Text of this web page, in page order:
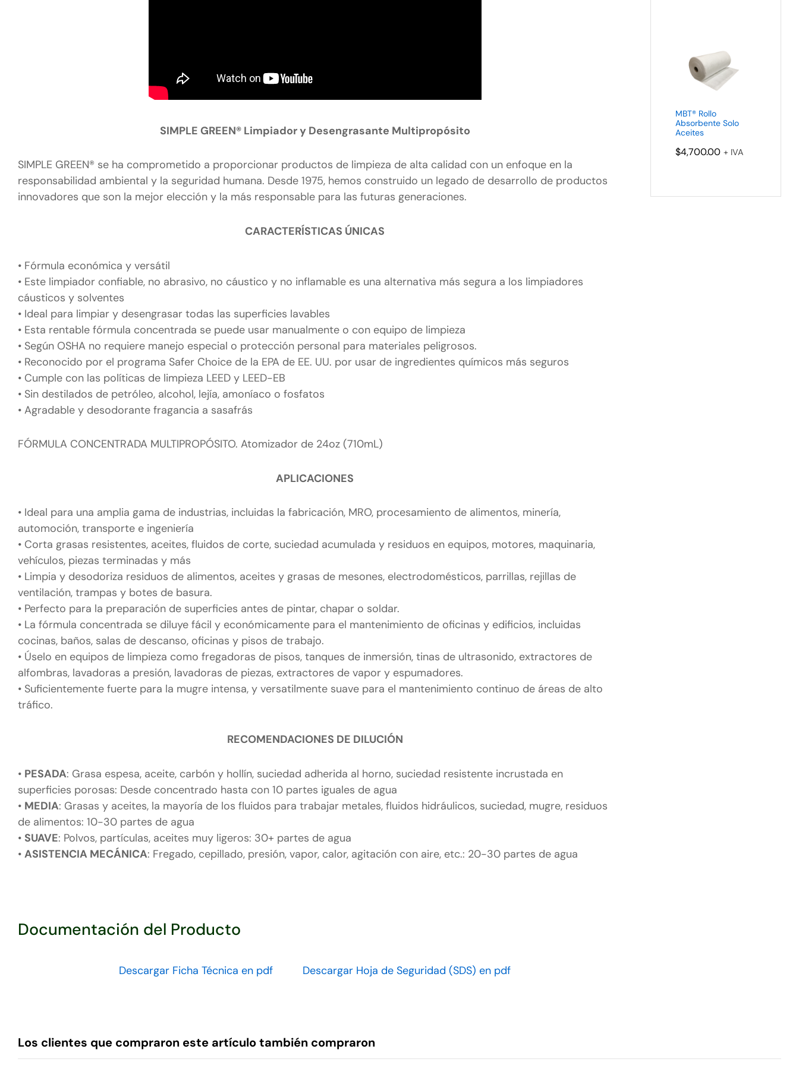
SIMPLE GREEN® Limpiador y Desengrasante Multipropósito
SIMPLE GREEN® se ha comprometido a proporcionar productos de limpieza de alta calidad con un enfoque en la
responsabilidad ambiental y la seguridad humana. Desde 1975, hemos construido un legado de desarrollo de productos
innovadores que son la mejor elección y la más responsable para las futuras generaciones.
CARACTERÍSTICAS ÚNICAS
• Fórmula económica y versátil
• Este limpiador confiable, no abrasivo, no cáustico y no inflamable es una alternativa más segura a los limpiadores
cáusticos y solventes
• Ideal para limpiar y desengrasar todas las superficies lavables
• Esta rentable fórmula concentrada se puede usar manualmente o con equipo de limpieza
• Según OSHA no requiere manejo especial o protección personal para materiales peligrosos.
• Reconocido por el programa Safer Choice de la EPA de EE. UU. por usar de ingredientes químicos más seguros
• Cumple con las políticas de limpieza LEED y LEED-EB
• Sin destilados de petróleo, alcohol, lejía, amoníaco o fosfatos
• Agradable y desodorante fragancia a sasafrás
FÓRMULA CONCENTRADA MULTIPROPÓSITO. Atomizador de 24oz (710mL)
APLICACIONES
• Ideal para una amplia gama de industrias, incluidas la fabricación, MRO, procesamiento de alimentos, minería,
automoción, transporte e ingeniería
• Corta grasas resistentes, aceites, fluidos de corte, suciedad acumulada y residuos en equipos, motores, maquinaria,
vehículos, piezas terminadas y más
• Limpia y desodoriza residuos de alimentos, aceites y grasas de mesones, electrodomésticos, parrillas, rejillas de
ventilación, trampas y botes de basura.
• Perfecto para la preparación de superficies antes de pintar, chapar o soldar.
• La fórmula concentrada se diluye fácil y económicamente para el mantenimiento de oficinas y edificios, incluidas
cocinas, baños, salas de descanso, oficinas y pisos de trabajo.
• Úselo en equipos de limpieza como fregadoras de pisos, tanques de inmersión, tinas de ultrasonido, extractores de
alfombras, lavadoras a presión, lavadoras de piezas, extractores de vapor y espumadores.
• Suficientemente fuerte para la mugre intensa, y versatilmente suave para el mantenimiento continuo de áreas de alto
tráfico.
RECOMENDACIONES DE DILUCIÓN
• PESADA: Grasa espesa, aceite, carbón y hollín, suciedad adherida al horno, suciedad resistente incrustada en
superficies porosas: Desde concentrado hasta con 10 partes iguales de agua
• MEDIA: Grasas y aceites, la mayoría de los fluidos para trabajar metales, fluidos hidráulicos, suciedad, mugre, residuos
de alimentos: 10-30 partes de agua
• SUAVE: Polvos, partículas, aceites muy ligeros: 30+ partes de agua
• ASISTENCIA MECÁNICA: Fregado, cepillado, presión, vapor, calor, agitación con aire, etc.: 20-30 partes de agua
Documentación del Producto
Descargar Ficha Técnica en pdf Descargar Hoja de Seguridad (SDS) en pdf
MBT® Rollo
Absorbente Solo
Aceites
$4,700.00 + IVA
Los clientes que compraron este artículo también compraron